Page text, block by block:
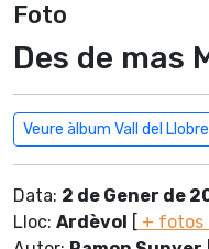
Foto
Des de mas
Veure àlbum Vall del
Data: 2 de Gener de
Lloc: Ardèvol [ + fotos